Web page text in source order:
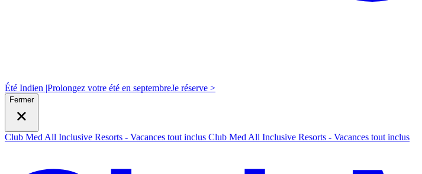
Été Indien |Prolongez votre été en septembreJe réserve >
Fermer
Club Med All Inclusive Resorts - Vacances tout inclus Club Med All Inclusive Resorts - Vacances tout inclus